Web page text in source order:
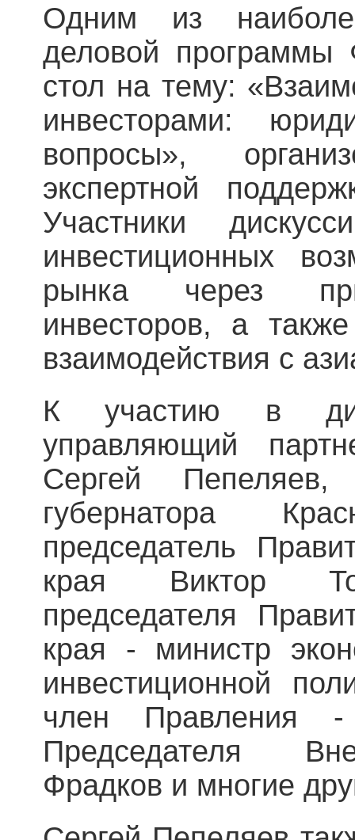
Одним из
деловой программы
стол на тему:
инвесторами:
вопросы»,
экспертной
Участники
инвестиционных
рынка через
инвесторов, а
взаимодействия с
К участию в
управляющий
Сергей Пепеляев,
губернатора
председатель
края Виктор
председателя
края - министр
инвестиционной
член Правления -
Председателя
Фрадков и многие